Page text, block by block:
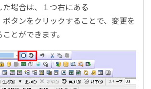
場合は、１つ右にある
ボタンをクリックすることで、変更を
とができます。